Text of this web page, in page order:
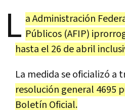
L a Administración
Públicos (AFIP)
hasta el 26 de abril
La medida se oficializó a
resolución general 4695
Boletín Oficial.